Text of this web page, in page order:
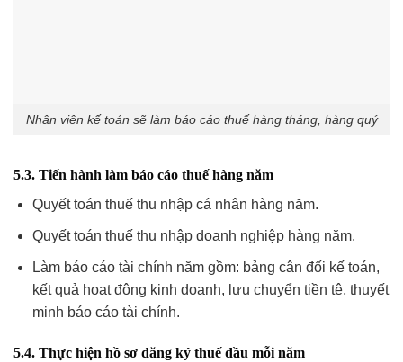
Nhân viên kế toán sẽ làm báo cáo thuế hàng tháng, hàng quý
5.3. Tiến hành làm báo cáo thuế hàng năm
Quyết toán thuế thu nhập cá nhân hàng năm.
Quyết toán thuế thu nhập doanh nghiệp hàng năm.
Làm báo cáo tài chính năm gồm: bảng cân đối kế toán,
kết quả hoạt động kinh doanh, lưu chuyển tiền tệ, thuyết
minh báo cáo tài chính.
5.4. Thực hiện hồ sơ đăng ký thuế đầu mỗi năm